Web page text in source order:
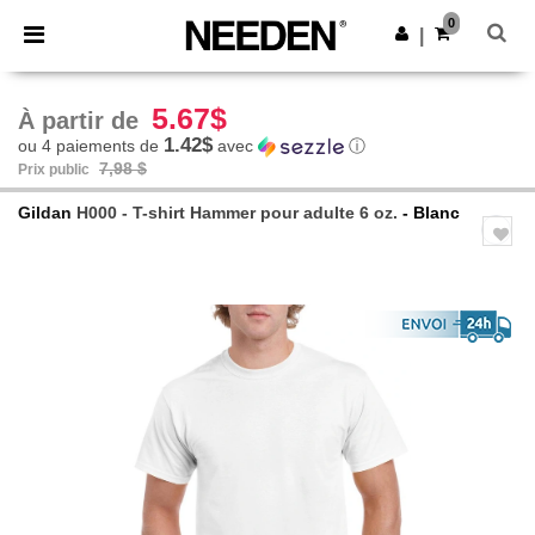
× Appli Needen
Meilleurs prix sur l’app !
Obtenir l'appli
0
À partir de 5.67$
ou 4 paiements de 1.42$avec ⓘ
Prix public 7,98 $
Gildan H000 - T-shirt Hammer pour adulte 6 oz. - Blanc